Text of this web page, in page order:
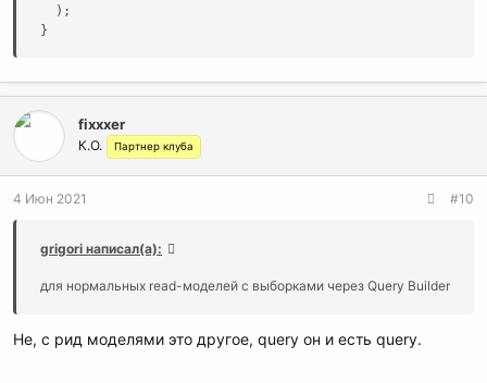
  );
}
fixxxer
К.О. Партнер клуба
4 Июн 2021 #10
grigori написал(а):
для нормальных read-моделей с выборками через Query Builder
Не, с рид моделями это другое, query он и есть query.